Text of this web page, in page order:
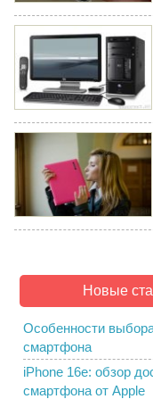
Новые
Особенности
смартфона
iPhone 16e: обзор
смартфона от Apple